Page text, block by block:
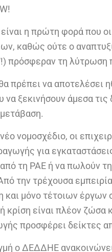
η πρώτη φορά που
καθώς ούτε ο
πρόσφεραν τη λύτρωση
πρέπει να αποτελέσει
να ξεκινήσουν άμεσα
νομοσχέδιο, οι
για
τη ΡΑΕ ή να πωλούν
την τρέχουσα
και μόνο τέτοιων
κρίση είναι πλέον
προσφέρει δείκτες
ο ΔΕΔΔΗΕ